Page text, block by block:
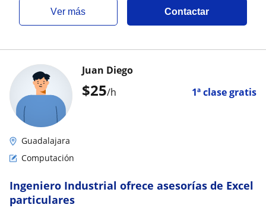
ver más Contactar
$25/h 1ª clase gratis
Juan Diego
Guadalajara
Computación
Ingeniero Industrial ofrece asesorías de Excel
particulares